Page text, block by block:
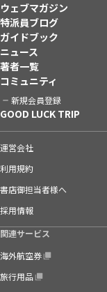
ウェブマガジン
特派員ブログ
ガイドブック
ニュース
著者一覧
コミュニティ
新規会員登録
GOOD LUCK TRIP
運営会社
利用規約
書店御担当者様へ
採用情報
関連サービス
海外航空券
旅行用品